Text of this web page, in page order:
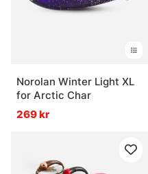
Norolan Winter Light XL
for Arctic Char
269 kr